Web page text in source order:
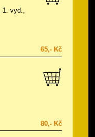
1. vyd.,
65,- Kč
80,- Kč